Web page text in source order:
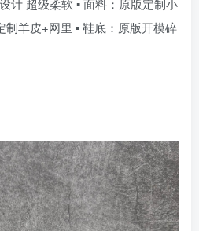
计 超级柔软 ▪️ 面料：原版定制小
制羊皮+网里 ▪️ 鞋底：原版开模碎